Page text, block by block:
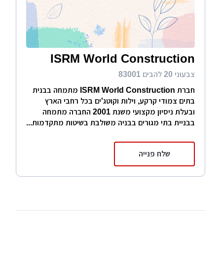
ISRM World Construction
צבעוני 20 להבים 83001
חברת ISRM World Construction מתמחה בבנית
בתים צמודי קרקע, וילות וקוטג'ים בכל רחבי הארץ
ובעלת ניסיון מקצועי משנת 2001 החברה מתמחה
בבניית בתי מגורים בבניה משולבת בשיטות מתקדמות...
שלח פנייה